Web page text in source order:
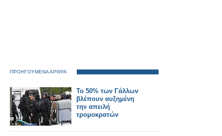
ΠΡΟΗΓΟΥΜΕΝΑ ΑΡΘΡΑ
Το 50% των Γάλλων
βλέπουν αυξημένη
την απειλή
τρομοκρατών